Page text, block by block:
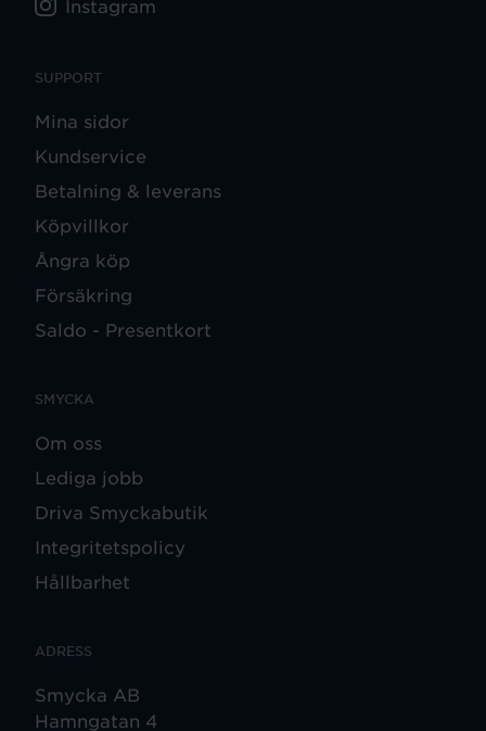
SUPPORT
Mina sidor
Kundservice
Betalning & leverans
Köpvillkor
Ångra köp
Försäkring
Saldo - Presentkort
SMYCKA
Om oss
Lediga jobb
Driva Smyckabutik
Integritetspolicy
Hållbarhet
ADRESS
Smycka AB
Hamngatan 4
Instagram